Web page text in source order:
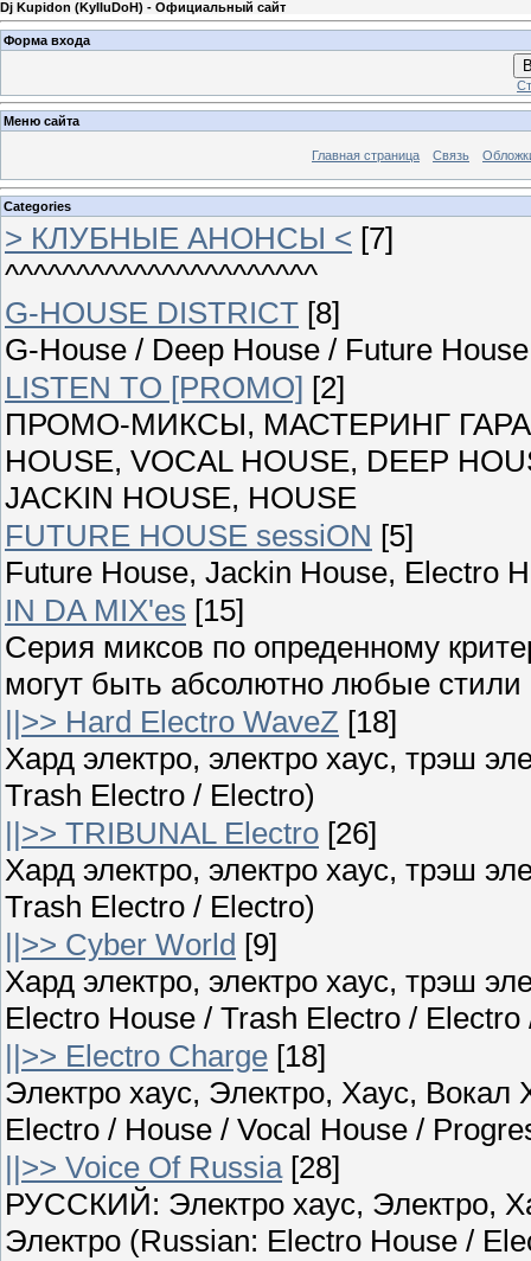
Dj Kupidon (KyIIuDoH) - Официальный сайт
Форма входа
Меню сайта
Главная страница Связь
Categories
> КЛУБНЫЕ АНОНСЫ < [7]
^^^^^^^^^^^^^^^^^^^^^^
G-HOUSE DISTRICT [8]
G-House / Deep House / Future
LISTEN TO [PROMO] [2]
ПРОМО-МИКСЫ, МАСТЕРИНГ
HOUSE, VOCAL HOUSE, DEEP
JACKIN HOUSE, HOUSE
FUTURE HOUSE sessiON [5]
Future House, Jackin House, Electro
IN DA MIX'es [15]
Серия миксов по опреденному
могут быть абсолютно любые стили
||>> Hard Electro WaveZ [18]
Хард электро, электро хаус, трэш
Trash Electro / Electro)
||>> TRIBUNAL Electro [26]
Хард электро, электро хаус, трэш
Trash Electro / Electro)
||>> Cyber World [9]
Хард электро, электро хаус, трэш
Electro House / Trash Electro /
||>> Electro Charge [18]
Электро хаус, Электро, Хаус,
Electro / House / Vocal House /
||>> Voice Of Russia [28]
РУССКИЙ: Электро хаус, Электро,
Электро (Russian: Electro House /